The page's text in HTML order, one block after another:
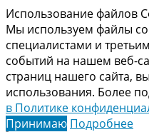
Использование файлов
Мы используем файлы
специалистами и
событий на нашем веб-
страниц нашего сайта,
использования. Более
в Политике
Принимаю Подробнее